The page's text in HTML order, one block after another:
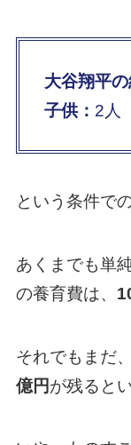
大谷翔平
子供： 2人
という条件で
あくまでも単
の養育費は、
それでもまだ
億円が残ると